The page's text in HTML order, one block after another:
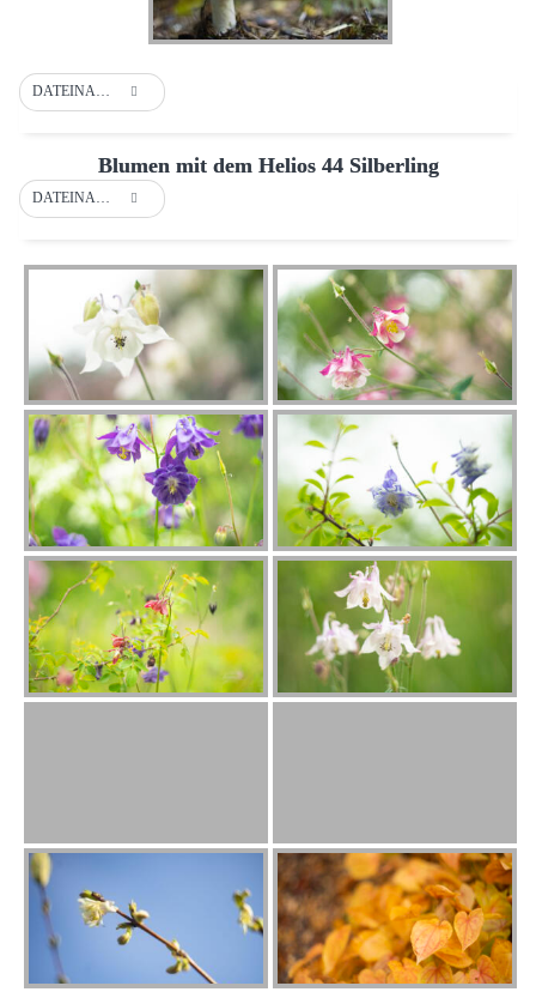
Blumen mit dem Helios 44 Silberling